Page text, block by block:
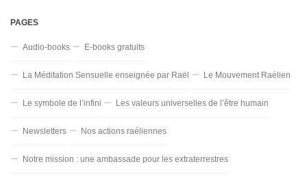
PAGES
Audio-books E-books gratuits
La Méditation Sensuelle enseignée par Raël Le Mouvement Raélien
Le symbole de l’infini Les valeurs universelles de l’être humain
Newsletters Nos actions raéliennes
Notre mission : une ambassade pour les extraterrestres